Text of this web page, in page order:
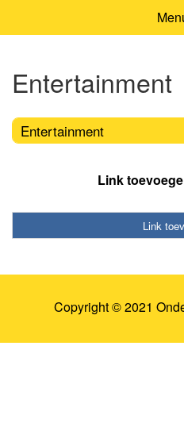
Entertainment
Entertainment
Link
Link
Copyright © 2021